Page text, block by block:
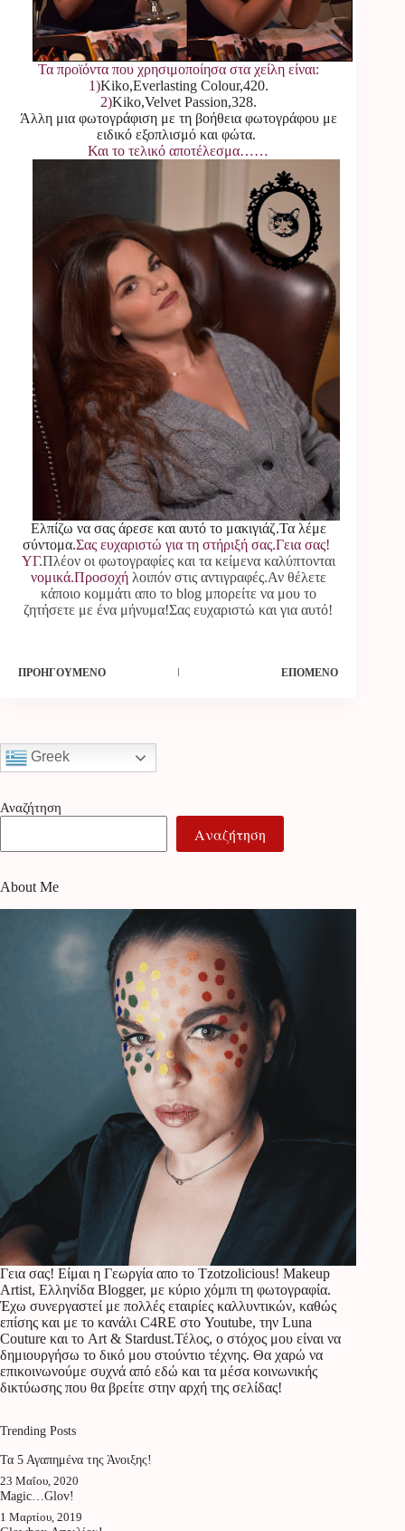
Τα προϊόντα που χρησιμοποίησα στα χείλη είναι:
1)Kiko,Everlasting Colour,420.
2)Kiko,Velvet Passion,328.
Άλλη μια φωτογράφιση με τη βοήθεια φωτογράφου με
ειδικό εξοπλισμό και φώτα.
Και το τελικό αποτέλεσμα……
Ελπίζω να σας άρεσε και αυτό το μακιγιάζ.Τα λέμε
σύντομα.Σας ευχαριστώ για τη στήριξή σας.Γεια σας!
ΥΓ.Πλέον οι φωτογραφίες και τα κείμενα καλύπτονται
νομικά.Προσοχή λοιπόν στις αντιγραφές.Αν θέλετε
κάποιο κομμάτι απο το blog μπορείτε να μου το
ζητήσετε με ένα μήνυμα!Σας ευχαριστώ και για αυτό!
ΠΡΟΗΓΟΎΜΕΝΟ ΕΠΌΜΕΝΟ
Greek
Αναζήτηση
Αναζήτηση
About Me
Γεια σας! Είμαι η Γεωργία απο το Tzotzolicious! Makeup
Artist, Ελληνίδα Blogger, με κύριο χόμπι τη φωτογραφία.
Έχω συνεργαστεί με πολλές εταιρίες καλλυντικών, καθώς
επίσης και με το κανάλι C4RE στο Youtube, την Luna
Couture και το Art & Stardust.Τέλος, ο στόχος μου είναι να
δημιουργήσω το δικό μου στούντιο τέχνης. Θα χαρώ να
επικοινωνούμε συχνά από εδώ και τα μέσα κοινωνικής
δικτύωσης που θα βρείτε στην αρχή της σελίδας!
Trending Posts
Τα 5 Αγαπημένα της Άνοιξης!
23 Μαΐου, 2020
Magic…Glov!
1 Μαρτίου, 2019